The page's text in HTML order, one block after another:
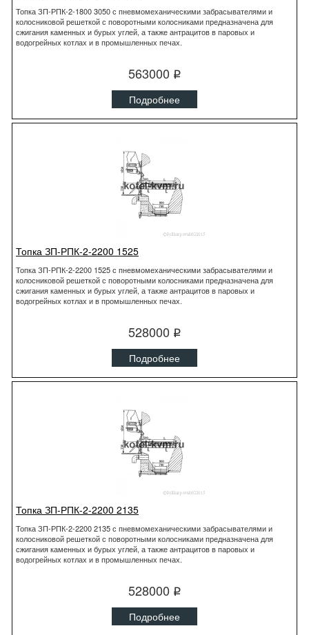
Топка ЗП-РПК-2-1800 3050 с пневмомеханическими забрасывателями и
колосниковой решеткой с поворотными колосниками предназначена для
сжигания каменных и бурых углей, а также антрацитов в паровых и
водогрейных котлах и в промышленных печах.
563000 q
Подробнее
Топка ЗП-РПК-2-2200 1525
Топка ЗП-РПК-2-2200 1525 с пневмомеханическими забрасывателями и
колосниковой решеткой с поворотными колосниками предназначена для
сжигания каменных и бурых углей, а также антрацитов в паровых и
водогрейных котлах и в промышленных печах.
528000 q
Подробнее
Топка ЗП-РПК-2-2200 2135
Топка ЗП-РПК-2-2200 2135 с пневмомеханическими забрасывателями и
колосниковой решеткой с поворотными колосниками предназначена для
сжигания каменных и бурых углей, а также антрацитов в паровых и
водогрейных котлах и в промышленных печах.
528000 q
Подробнее